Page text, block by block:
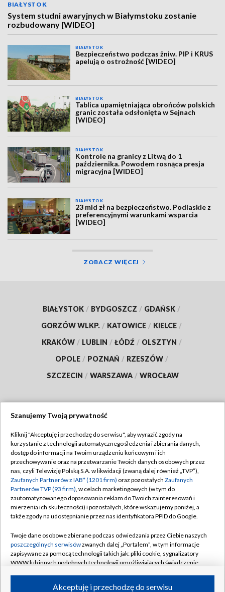
BIAŁYSTOK
System studni awaryjnych w Białymstoku zostanie
rozbudowany [WIDEO]
BIAŁYSTOK
Bezpieczeństwo podczas żniw. PIP i KRUS
apelują o ostrożność [WIDEO]
BIAŁYSTOK
Tablica upamiętniająca obrońców polskich
granic została odsłonięta w Sejnach
[WIDEO]
BIAŁYSTOK
Kontrole na granicy z Litwą do 1
października. Powodem rosnąca presja
migracyjna [WIDEO]
BIAŁYSTOK
23 mld zł na bezpieczeństwo. Podlaskie z
preferencyjnymi warunkami wsparcia
[WIDEO]
ZOBACZ WIĘCEJ
BIAŁYSTOK / BYDGOSZCZ / GDAŃSK /
GORZÓW WLKP. / KATOWICE / KIELCE /
KRAKÓW / LUBLIN / ŁÓDŹ / OLSZTYN /
OPOLE / POZNAŃ / RZESZÓW /
SZCZECIN / WARSZAWA / WROCŁAW
TVP
Abonament TVP
Emisja w TVP
Centrum informacji TVP
Naziemna Telewizja Cyfrowa
Rada Programowa
System NOS
Informacje o nadawcy
Regulamin TVP
Polityka prywatności
Moje zgody
Pomoc
Kontakt
Kanały
Szanujemy Twoją prywatność
Kliknij "Akceptuję i przechodzę do serwisu", aby wyrazić zgody na
korzystanie z technologii automatycznego śledzenia i zbierania danych,
dostęp do informacji na Twoim urządzeniu końcowym i ich
przechowywanie oraz na przetwarzanie Twoich danych osobowych przez
nas, czyli Telewizję Polską S.A. w likwidacji (zwaną dalej również „TVP”),
Zaufanych Partnerów z IAB* (1201 firm) oraz pozostałych Zaufanych
Partnerów TVP (93 firm), w celach marketingowych (w tym do
zautomatyzowanego dopasowania reklam do Twoich zainteresowań i
mierzenia ich skuteczności) i pozostałych, które wskazujemy poniżej, a
także zgody na udostępnianie przez nas identyfikatora PPID do Google.
Twoje dane osobowe zbierane podczas odwiedzania przez Ciebie naszych
poszczególnych serwisówzwanych dalej „Portalem”, w tym informacje
zapisywane za pomocą technologii takich jak: pliki cookie, sygnalizatory
WWW lub innych podobnych technologii umożliwiających świadczenie
ruchu w Internecie.Akceptuję i przechodzę do serwisu